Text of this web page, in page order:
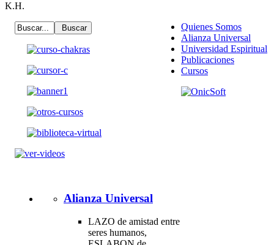
K.H.
Alianza Universal
LAZO de amistad entre
seres humanos,
Quienes Somos
Alianza Universal
Universidad Espiritual
Publicaciones
Cursos